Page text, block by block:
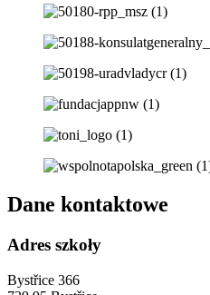
Dane kontaktowe
Adres szkoły
Bystřice 366